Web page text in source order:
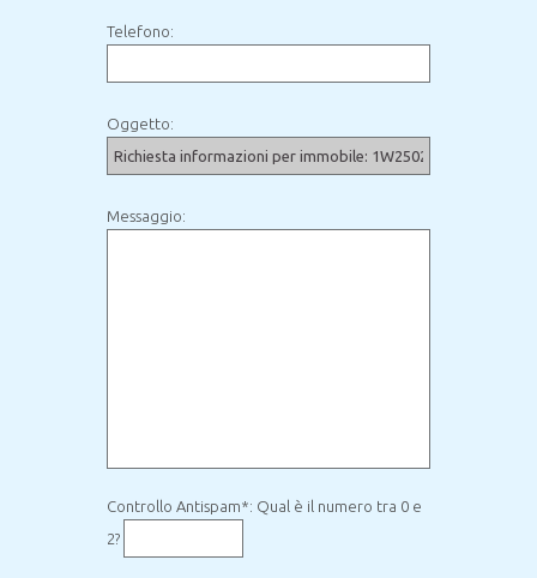
Telefono:
Oggetto:
Messaggio:
Controllo Antispam*: Qual è il numero tra 0 e
2?